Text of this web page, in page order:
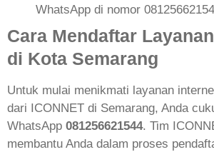
WhatsApp di nomor
Cara Mendaftar
di Kota Semarang
Untuk mulai menikmati layanan
dari ICONNET di Semarang, Anda
WhatsApp 081256621544. Tim
membantu Anda dalam proses